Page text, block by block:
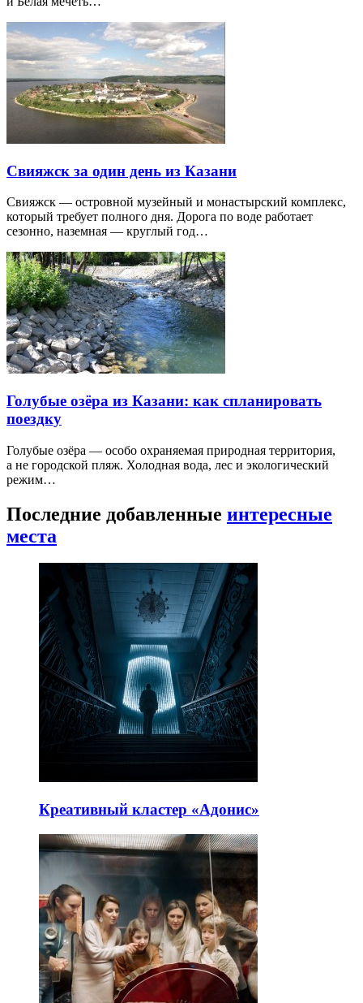
Свияжск за один день из Казани
Свияжск — островной музейный и монастырский комплекс,
который требует полного дня. Дорога по воде работает
сезонно, наземная — круглый год…
Голубые озёра из Казани: как спланировать
поездку
Голубые озёра — особо охраняемая природная территория,
а не городской пляж. Холодная вода, лес и экологический
режим…
Последние добавленные интересные
места
Креативный кластер «Адонис»